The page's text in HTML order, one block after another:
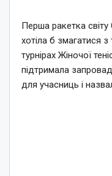
Перша ракетка
хотіла б змагатися
турнірах Жіночої
підтримала
для учасниць і